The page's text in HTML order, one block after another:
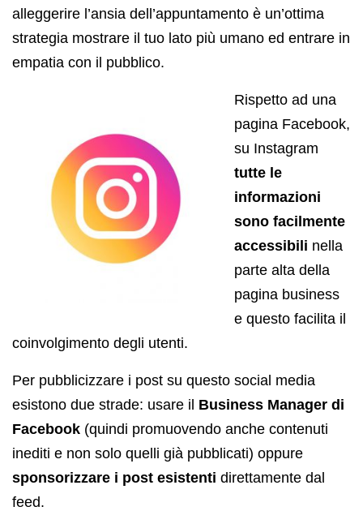
alleggerire l’ansia dell’appuntamento è un’ottima
strategia mostrare il tuo lato più umano ed entrare in
empatia con il pubblico.
Rispetto ad una
pagina Facebook,
su Instagram
tutte le
informazioni
sono facilmente
accessibili nella
parte alta della
pagina business
e questo facilita il
coinvolgimento degli utenti.
Per pubblicizzare i post su questo social media
esistono due strade: usare il Business Manager di
Facebook (quindi promuovendo anche contenuti
inediti e non solo quelli già pubblicati) oppure
sponsorizzare i post esistenti direttamente dal
feed.